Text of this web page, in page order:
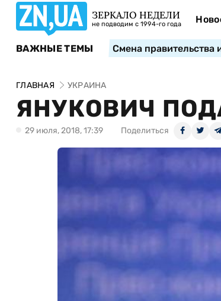
ЗЕРКАЛО НЕДЕЛИ
не подводим с 1994-го года
ВАЖНЫЕ ТЕМЫ Смена правительства
ГЛАВНАЯ УКРАИНА
ЯНУКОВИЧ
29 июля, 2018, 17:39 Поделиться